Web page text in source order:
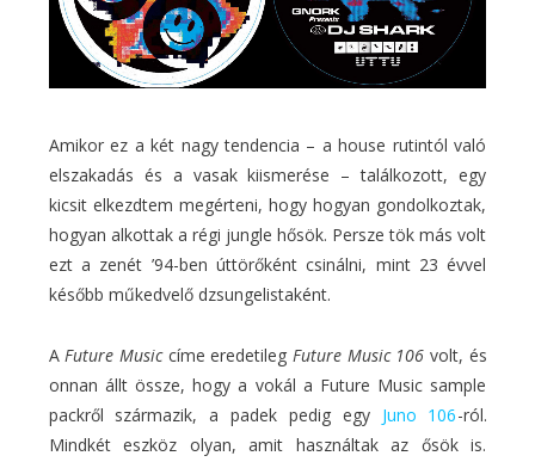
Amikor ez a két nagy tendencia – a house rutintól való
elszakadás és a vasak kiismerése – találkozott, egy
kicsit elkezdtem megérteni, hogy hogyan gondolkoztak,
hogyan alkottak a régi jungle hősök. Persze tök más volt
ezt a zenét ’94-ben úttörőként csinálni, mint 23 évvel
később műkedvelő dzsungelistaként.
AFuture Musiccíme eredetileg Future Music 106 volt, és
onnan állt össze, hogy a vokál a Future Music sample
packről származik, a padek pedig egy Juno 106-ról.
Mindkét eszköz olyan, amit használtak az ősök is.